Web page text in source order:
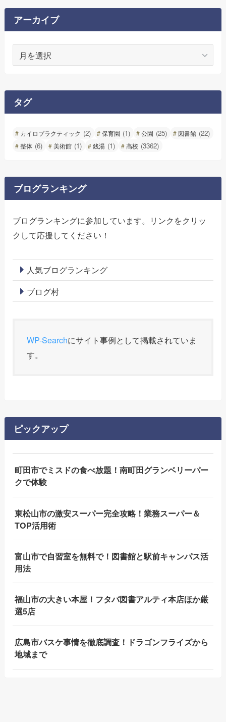
アーカイブ
ー
イ
ブ
タグ
カイロプラクティック (2) 保育園 (1) 公園 (25) 図書館 (22)
整体 (6) 美術館 (1) 銭湯 (1) 高校 (3362)
ブログランキング
ブログランキングに参加しています。リンクをクリッ
クして応援してください！
人気ブログランキング
ブログ村
WP-Searchにサイト事例として掲載されていま
す。
ピックアップ
町田市でミスドの食べ放題！南町田グランベリーパー
クで体験
東松山市の激安スーパー完全攻略！業務スーパー＆
TOP活用術
富山市で自習室を無料で！図書館と駅前キャンパス活
用法
福山市の大きい本屋！フタバ図書アルティ本店ほか厳
選5店
広島市バスケ事情を徹底調査！ドラゴンフライズから
地域まで